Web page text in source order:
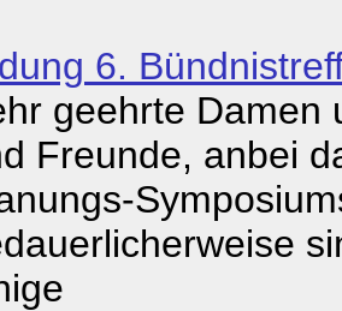
6.
geehrte Damen
Freunde, anbei